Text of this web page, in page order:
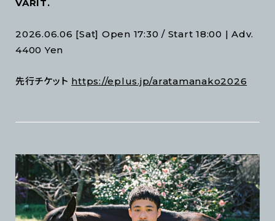
VARIT.
2026.06.06 [Sat] Open 17:30 / Start 18:00 | Adv.
4400 Yen
先行チケット https://eplus.jp/aratamanako2026